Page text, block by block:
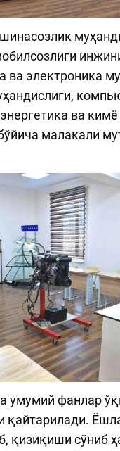
ва электроника
ва кимё
малакали
умумий фанлар
қайтарилади.
қизиқиши сўниб